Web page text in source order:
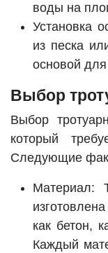
воды на
Установка
из песка
основой
Выбор
Выбор
который
Следующие
Материал:
как бетон,
Каждый